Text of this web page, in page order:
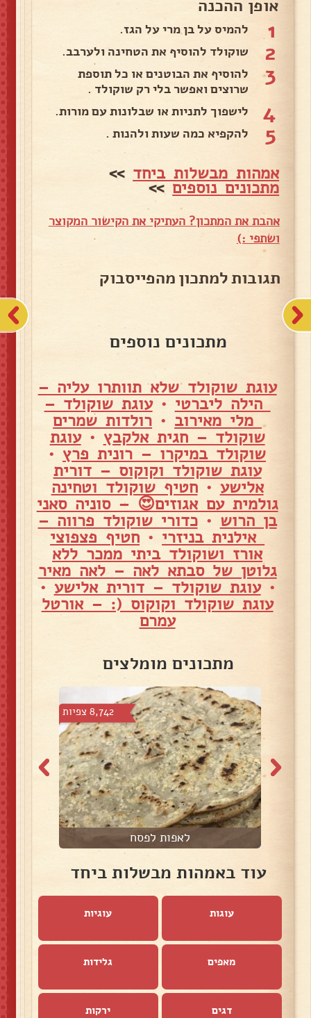
אופן ההכנה
1 להמיס על בן מרי על הגז.
2 שוקולד להוסיף את הטחינה ולערבב.
3
להוסיף את הבוטנים או כל תוספת
שרוצים ואפשר בלי רק שוקולד .
4 לישפוך לתניות או שבלונות עם מורות.
5 להקפיא כמה שעות ולהנות .
אמהות מבשלות ביחד >>
מתכונים נוספים>>
אהבת את המתכון? העתיקי את הקישור המקוצר
ושתפי :)
תגובות למתכון מהפייסבוק
מתכונים נוספים
עוגת שוקולד שלא תוותרו עליה –
הילה ליברטי •עוגת שוקולד –
מלי מאירוב • רולדות שמרים
שוקולד – חגית אלקבץ •עוגת
שוקולד במיקרו – רונית פרץ •
עוגת שוקולד וקוקוס – דורית
אלישע •חטיף שוקולד וטחינה
גולמית עם אגוזים😍 – סוניה סאני
בן הרוש •כדורי שוקולד פרווה –
אילנית בניזרי • חטיף פצפוצי
אורז ושוקולד ביתי ממכר ללא
גלוטן של סבתא לאה – לאה מאיר
•עוגת שוקולד – דורית אלישע •
עוגת שוקולד וקוקוס (: – אורטל
עמרם
מתכונים מומלצים
8,742 צפיות
לאפות לפסח
עוד באמהות מבשלות ביחד
עוגות עוגיות
מאפים גלידות
דגים ירקות